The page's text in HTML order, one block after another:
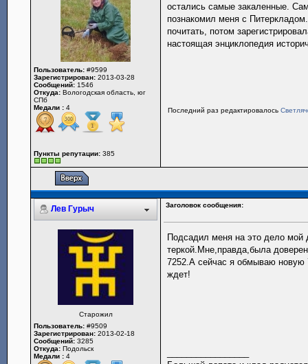
Пользователь: #9599
Зарегистрирован: 2013-03-28
Сообщений: 1546
Откуда: Вологодская область, юг
СПб
Медали : 4
Пункты репутации: 385
остались самые закаленные.
познакомил меня с
почитать, потом
настоящая энциклопедия
Последний раз редактировалось
Лев Гурыч Заголовок сообщения:
Старожил
Пользователь: #9509
Зарегистрирован: 2013-02-18
Сообщений: 3285
Откуда: Подольск
Медали : 4
Подсадил меня на это дело мой
теркой.Мне,правда,была
7252.А сейчас я обмываю новую
ждет!